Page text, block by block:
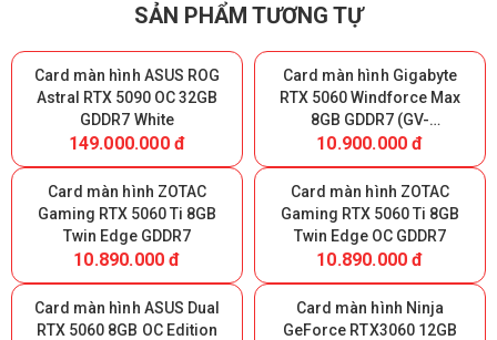
SẢN PHẨM TƯƠNG TỰ
Card màn hình ASUS ROG
Astral RTX 5090 OC 32GB
GDDR7 White
149.000.000 đ
Card màn hình Gigabyte
RTX 5060 Windforce Max
8GB GDDR7 (GV-
N5060WF2MAX-OC 8GD)
10.900.000 đ
Card màn hình ZOTAC
Gaming RTX 5060 Ti 8GB
Twin Edge GDDR7
10.890.000 đ
Card màn hình ZOTAC
Gaming RTX 5060 Ti 8GB
Twin Edge OC GDDR7
10.890.000 đ
Card màn hình ASUS Dual
RTX 5060 8GB OC Edition
Card màn hình Ninja
GeForce RTX3060 12GB